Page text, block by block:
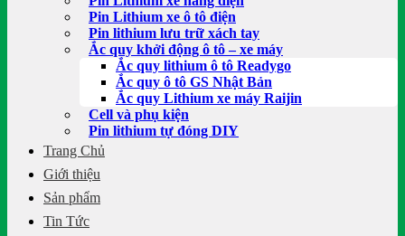
Pin Lithium xe ô tô điện
Pin lithium lưu trữ xách tay
Ắc quy khởi động ô tô – xe máy
Ắc quy lithium ô tô Readygo
Ắc quy ô tô GS Nhật Bản
Ắc quy Lithium xe máy Raijin
Cell và phụ kiện
Pin lithium tự đóng DIY
Trang Chủ
Giới thiệu
Sản phẩm
Tin Tức